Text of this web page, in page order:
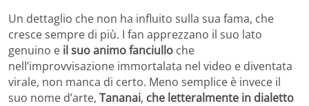
Un dettaglio che non ha influito sulla sua fama, che
cresce sempre di più. I fan apprezzano il suo lato
genuino e il suo animo fanciullo che
nell’improvvisazione immortalata nel video e diventata
virale, non manca di certo. Meno semplice è invece il
suo nome d’arte, Tananai, che letteralmente in dialetto